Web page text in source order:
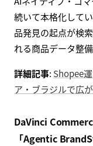
続いて本格化して
品発見の起点が検
れる商品データ整
詳細記事: Shopee
ア・ブラジルで広
DaVinci
「Agentic